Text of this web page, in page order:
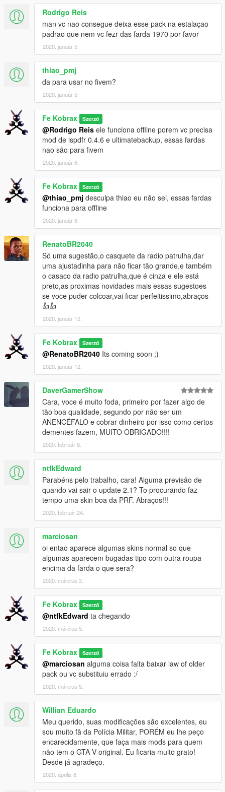
Rodrigo Reis
man vc nao consegue deixa esse pack na estalaçao
padrao que nem vc fezr das farda 1970 por favor
2020. január 5.
thiao_pmj
da para usar no fivem?
2020. január 5.
Fe Kobrax Szerző
@Rodrigo Reis ele funciona offline porem vc precisa
mod de lspdfr 0.4.6 e ultimatebackup, essas fardas
nao são para fivem
2020. január 6.
Fe Kobrax Szerző
@thiao_pmj desculpa thiao eu não sei, essas fardas
funciona para offline
2020. január 6.
RenatoBR2040
Só uma sugestão,o casquete da radio patrulha,dar
uma ajustadinha para não ficar tão grande,e também
o casaco da radio patrulha,que é cinza e ele está
preto,as proximas novidades mais essas sugestoes
se voce puder colcoar,vai ficar perfeitissimo,abraços
👍👍
2020. január 12.
Fe Kobrax Szerző
@RenatoBR2040 Its coming soon ;)
2020. január 12.
DaverGamerShow
Cara, voce é muito foda, primeiro por fazer algo de
tão boa qualidade, segundo por não ser um
ANENCÉFALO e cobrar dinheiro por isso como certos
dementes fazem, MUITO OBRIGADO!!!!
2020. február 8.
ntfkEdward
Parabéns pelo trabalho, cara! Alguma previsão de
quando vai sair o update 2.1? To procurando faz
tempo uma skin boa da PRF. Abraços!!!
2020. február 24.
marciosan
oi entao aparece algumas skins normal so que
algumas aparecem bugadas tipo com outra roupa
encima da farda o que sera?
2020. március 3.
Fe Kobrax Szerző
@ntfkEdward ta chegando
2020. március 5.
Fe Kobrax Szerző
@marciosan alguma coisa falta baixar law of older
pack ou vc substituiu errado :/
2020. március 5.
Willian Eduardo
Meu querido, suas modificações são excelentes, eu
sou muito fã da Polícia Militar, PORÉM eu lhe peço
encarecidamente, que faça mais mods para quem
não tem o GTA V original. Eu ficaria muito grato!
Desde já agradeço.
2020. április 8.